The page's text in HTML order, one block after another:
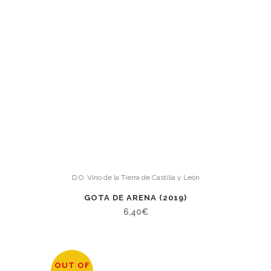
D.O. Vino de la Tierra de Castilla y León
GOTA DE ARENA (2019)
6,40€
OUT OF